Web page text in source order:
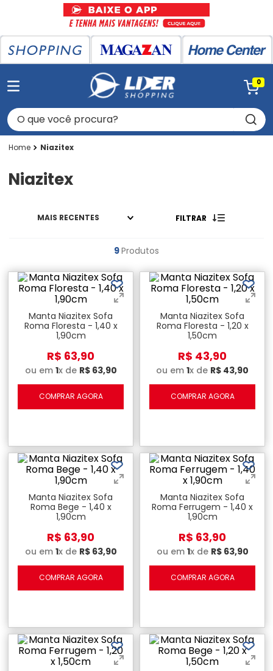
0
O que você procura?
Niazitex
Niazitex
MAIS RECENTES FILTRAR
9Produtos
Manta Niazitex Sofa
Roma Floresta - 1,40 x
1,90cm
R$ 63,90
ou em 1x de R$ 63,90
COMPRAR AGORA
Manta Niazitex Sofa
Roma Floresta - 1,20 x
1,50cm
R$ 43,90
ou em 1x de R$ 43,90
COMPRAR AGORA
Manta Niazitex Sofa
Roma Bege - 1,40 x
1,90cm
R$ 63,90
ou em 1x de R$ 63,90
COMPRAR AGORA
Manta Niazitex Sofa
Roma Ferrugem - 1,40 x
1,90cm
R$ 63,90
ou em 1x de R$ 63,90
COMPRAR AGORA